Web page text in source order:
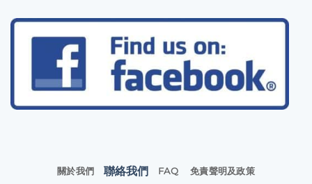
關於我們 聯絡我們 FAQ 免責聲明及政策